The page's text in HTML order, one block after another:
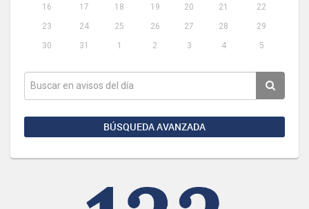
16
17 18 19 20 21
22
23
24 25 26 27 28
29
30
31 1 2 3 4 5
BÚSQUEDA AVANZADA